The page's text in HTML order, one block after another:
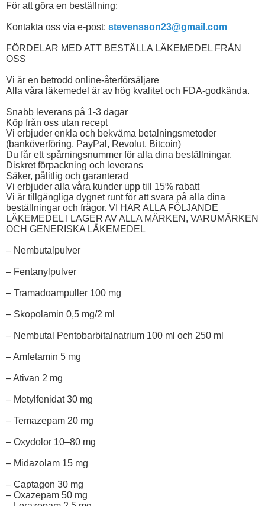
För att göra en beställning:
Kontakta oss via e-post: stevensson23@gmail.com
FÖRDELAR MED ATT BESTÄLLA LÄKEMEDEL FRÅN
OSS
Vi är en betrodd online-återförsäljare
Alla våra läkemedel är av hög kvalitet och FDA-godkända.
Snabb leverans på 1-3 dagar
Köp från oss utan recept
Vi erbjuder enkla och bekväma betalningsmetoder
(banköverföring, PayPal, Revolut, Bitcoin)
Du får ett spårningsnummer för alla dina beställningar.
Diskret förpackning och leverans
Säker, pålitlig och garanterad
Vi erbjuder alla våra kunder upp till 15% rabatt
Vi är tillgängliga dygnet runt för att svara på alla dina
beställningar och frågor. VI HAR ALLA FÖLJANDE
LÄKEMEDEL I LAGER AV ALLA MÄRKEN, VARUMÄRKEN
OCH GENERISKA LÄKEMEDEL
– Nembutalpulver
– Fentanylpulver
– Tramadoampuller 100 mg
– Skopolamin 0,5 mg/2 ml
– Nembutal Pentobarbitalnatrium 100 ml och 250 ml
– Amfetamin 5 mg
– Ativan 2 mg
– Metylfenidat 30 mg
– Temazepam 20 mg
– Oxydolor 10–80 mg
– Midazolam 15 mg
– Captagon 30 mg
– Oxazepam 50 mg